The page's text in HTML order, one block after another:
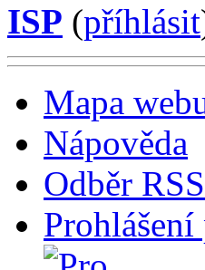
ISP (příhlásit
Mapa
Nápověda
Odběr RSS